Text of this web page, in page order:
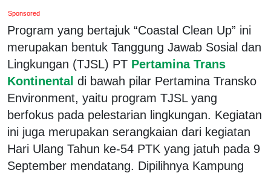
Sponsored
Program yang bertajuk “Coastal Clean Up” ini
merupakan bentuk Tanggung Jawab Sosial dan
Lingkungan (TJSL) PT Pertamina Trans
Kontinental di bawah pilar Pertamina Transko
Environment, yaitu program TJSL yang
berfokus pada pelestarian lingkungan. Kegiatan
ini juga merupakan serangkaian dari kegiatan
Hari Ulang Tahun ke-54 PTK yang jatuh pada 9
September mendatang. Dipilihnya Kampung